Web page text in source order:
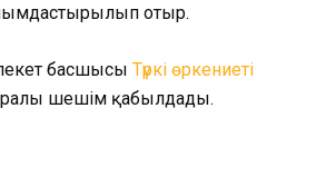
отыр.
басшысы Түркі өркениеті
шешім қабылдады.